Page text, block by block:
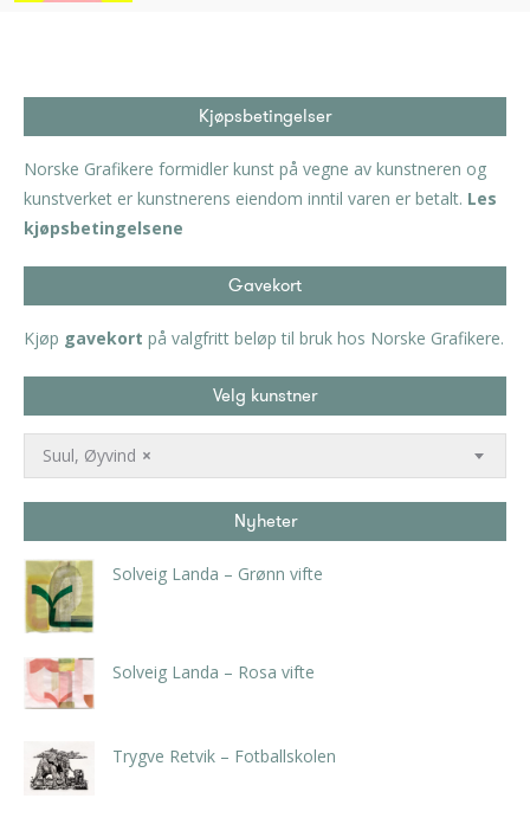
Kjøpsbetingelser
Norske Grafikere formidler kunst på vegne av kunstneren og
kunstverket er kunstnerens eiendom inntil varen er betalt. Les
kjøpsbetingelsene
Gavekort
Kjøp gavekort på valgfritt beløp til bruk hos Norske Grafikere.
Velg kunstner
×
Suul, Øyvind
Nyheter
Solveig Landa – Grønn vifte
Solveig Landa – Rosa vifte
Trygve Retvik – Fotballskolen